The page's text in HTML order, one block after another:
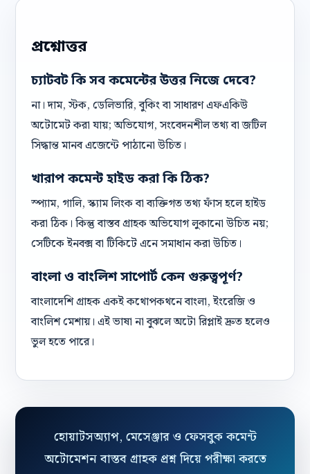
প্রশ্নোত্তর
চ্যাটবট কি সব কমেন্টের উত্তর নিজে দেবে?
না। দাম, স্টক, ডেলিভারি, বুকিং বা সাধারণ এফএকিউ
অটোমেট করা যায়; অভিযোগ, সংবেদনশীল তথ্য বা জটিল
সিদ্ধান্ত মানব এজেন্টে পাঠানো উচিত।
খারাপ কমেন্ট হাইড করা কি ঠিক?
স্প্যাম, গালি, স্ক্যাম লিংক বা ব্যক্তিগত তথ্য ফাঁস হলে হাইড
করা ঠিক। কিন্তু বাস্তব গ্রাহক অভিযোগ লুকানো উচিত নয়;
সেটিকে ইনবক্স বা টিকিটে এনে সমাধান করা উচিত।
বাংলা ও বাংলিশ সাপোর্ট কেন গুরুত্বপূর্ণ?
বাংলাদেশি গ্রাহক একই কথোপকথনে বাংলা, ইংরেজি ও
বাংলিশ মেশায়। এই ভাষা না বুঝলে অটো রিপ্লাই দ্রুত হলেও
ভুল হতে পারে।
হোয়াটসঅ্যাপ, মেসেঞ্জার ও ফেসবুক কমেন্ট
অটোমেশন বাস্তব গ্রাহক প্রশ্ন দিয়ে পরীক্ষা করতে